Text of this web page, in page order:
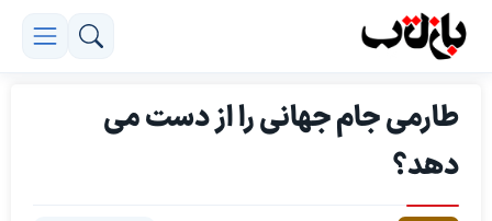
طارمی جام جهانی را از دست می
دهد؟